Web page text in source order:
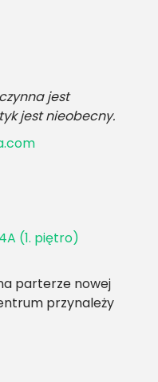
jest
jest nieobecny.
(1. piętro)
parterze nowej
przynależy